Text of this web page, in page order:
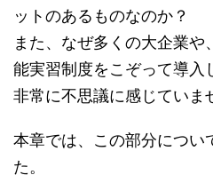
ットのあるものなのか？
また、なぜ多くの大企業
能実習制度をこぞって導入
非常に不思議に感じていま
本章では、この部分につい
た。